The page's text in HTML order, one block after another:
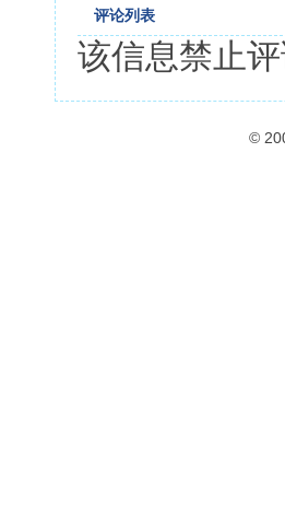
评论列表
该信息禁止
©